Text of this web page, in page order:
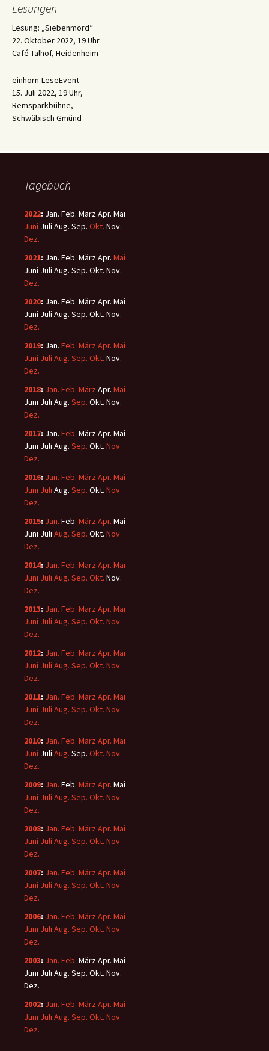
Lesungen
Lesung: „Siebenmord“
22. Oktober 2022, 19 Uhr
Café Talhof, Heidenheim
einhorn-LeseEvent
15. Juli 2022, 19 Uhr,
Remsparkbühne,
Schwäbisch Gmünd
Tagebuch
2022: Jan. Feb. MärzApr. Mai
Juni Juli Aug. Sep. Okt. Nov.
Dez.
2021: Jan. Feb. MärzApr. Mai
Juni Juli Aug. Sep. Okt. Nov.
Dez.
2020: Jan. Feb. MärzApr. Mai
Juni Juli Aug. Sep. Okt. Nov.
Dez.
2019: Jan. Feb. März Apr. Mai
Juni Juli Aug. Sep. Okt. Nov.
Dez.
2018: Jan. Feb. März Apr. Mai
Juni Juli Aug. Sep. Okt. Nov.
Dez.
2017: Jan. Feb. MärzApr. Mai
Juni Juli Aug. Sep. Okt. Nov.
Dez.
2016: Jan. Feb. März Apr. Mai
Juni Juli Aug. Sep. Okt. Nov.
Dez.
2015: Jan. Feb. März Apr. Mai
Juni Juli Aug. Sep. Okt. Nov.
Dez.
2014: Jan. Feb. März Apr. Mai
Juni Juli Aug. Sep. Okt. Nov.
Dez.
2013: Jan. Feb. März Apr. Mai
Juni Juli Aug. Sep. Okt. Nov.
Dez.
2012: Jan. Feb. März Apr. Mai
Juni Juli Aug. Sep. Okt. Nov.
Dez.
2011: Jan. Feb. März Apr. Mai
Juni Juli Aug. Sep. Okt. Nov.
Dez.
2010: Jan. Feb. März Apr. Mai
Juni Juli Aug. Sep. Okt. Nov.
Dez.
2009: Jan. Feb. März Apr. Mai
Juni Juli Aug. Sep. Okt. Nov.
Dez.
2008: Jan. Feb. März Apr. Mai
Juni Juli Aug. Sep. Okt. Nov.
Dez.
2007: Jan. Feb. März Apr. Mai
Juni Juli Aug. Sep. Okt. Nov.
Dez.
2006: Jan. Feb. März Apr. Mai
Juni Juli Aug. Sep. Okt. Nov.
Dez.
2003: Jan. Feb. MärzApr. Mai
Juni Juli Aug. Sep. Okt. Nov.
Dez.
2002: Jan. Feb. März Apr. Mai
Juni Juli Aug. Sep. Okt. Nov.
Dez.